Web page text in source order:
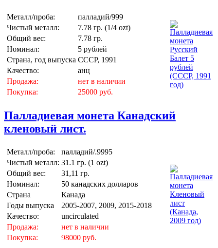
Металл/проба:
палладий/999
Чистый металл:
7.78 гр. (1/4 ozt)
Общий вес:
7.78 гр.
Номинал:
5 рублей
Страна, год выпуска СССР, 1991
Качество:
анц
Продажа:
нет в наличии
Покупка:
25000 руб.
Палладиевая монета Канадский
кленовый лист.
Металл/проба:
палладий/.9995
Чистый металл: 31.1 гр. (1 ozt)
Общий вес:
31,11 гр.
Номинал:
50 канадских долларов
Страна
Канада
Годы выпуска
2005-2007, 2009, 2015-2018
Качество:
uncirculated
Продажа:
нет в наличии
Покупка:
98000 руб.